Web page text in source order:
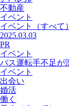
不動産
イベント
イベント
（すべて）
2025.03.03
PR
イベント
バス運転手不足が
イベント
出会い
婚活
働く